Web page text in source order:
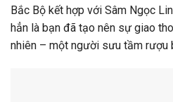
Bắc Bộ kết hợp với Sâm Ngọc
hẳn là bạn đã tạo nên sự giao
nhiên – một người sưu tầm rượu